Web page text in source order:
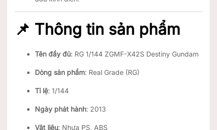
📌 Thông tin sản phẩm
Tên đầy đủ: RG 1/144 ZGMF-X42S Destiny Gundam
Dòng sản phẩm: Real Grade (RG)
Tỉ lệ: 1/144
Ngày phát hành: 2013
Vật liệu: Nhựa PS, ABS